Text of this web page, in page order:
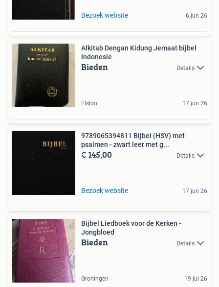
Bezoek website 6 jun 26
Alkitab Dengan Kidung Jemaat bijbel
Indonesie
Bieden Details
Elsloo 17 jun 26
9789065394811 Bijbel (HSV) met
psalmen - zwart leer met g...
€ 145,00 Details
Bezoek website 17 jun 26
Bijbel Liedboek voor de Kerken -
Jongbloed
Bieden Details
Groningen 19 jul 26